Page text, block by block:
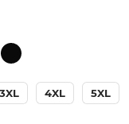
3XL 4XL 5XL